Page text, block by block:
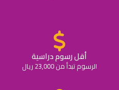
أقل رسوم دراسية
الرسوم تبدأ من 23,000 ريال